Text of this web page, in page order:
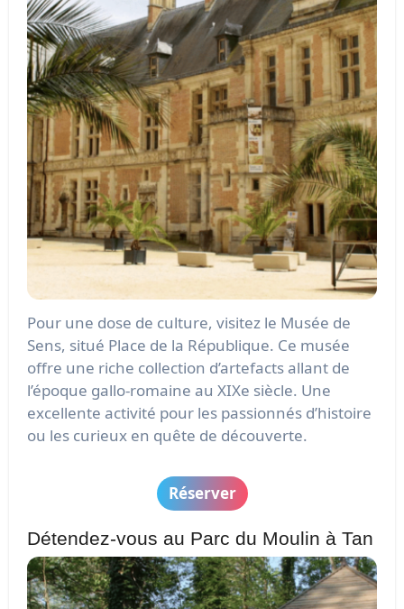
Pour une dose de culture, visitez le Musée de
Sens, situé Place de la République. Ce musée
offre une riche collection d’artefacts allant de
l’époque gallo-romaine au XIXe siècle. Une
excellente activité pour les passionnés d’histoire
ou les curieux en quête de découverte.
Réserver
Détendez-vous au Parc du Moulin à Tan